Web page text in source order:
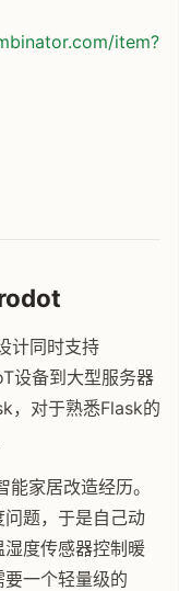
item?
计同时支持
设备到大型服务器
，对于熟悉Flask的
家居改造经历。
题，于是自己动
度传感器控制暖
一个轻量级的